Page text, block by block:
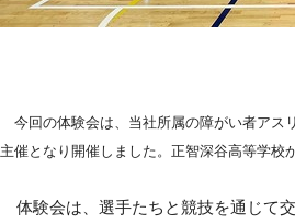
今回の体験会は、当社所属の障がい者アス
主催となり開催しました。正智深谷高等学校
体験会は、選手たちと競技を通じて